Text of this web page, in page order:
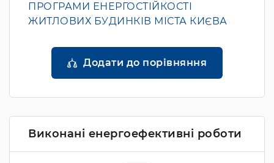
ПРОГРАМИ ЕНЕРГОСТІЙКОСТІ
ЖИТЛОВИХ БУДИНКІВ МІСТА КИЄВА
Додати до порівняння
Виконані енергоефективні роботи